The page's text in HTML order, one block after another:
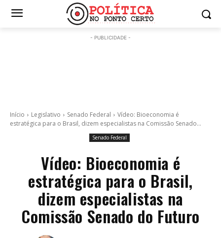
- PUBLICIDADE -
Início Legislativo Senado Federal
Vídeo: Bioeconomia é
estratégica para o Brasil, dizem especialistas na Comissão Senado...
Senado Federal
Vídeo: Bioeconomia é
estratégica para o Brasil,
dizem especialistas na
Comissão Senado do Futuro